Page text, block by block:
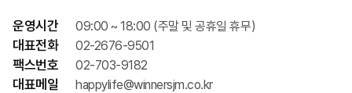
운영시간 09:00 ~ 18:00 (주말 및 공휴일 휴무)
대표전화 02-2676-9501
팩스번호 02-703-9182
대표메일 happylife@winnersjm.co.kr